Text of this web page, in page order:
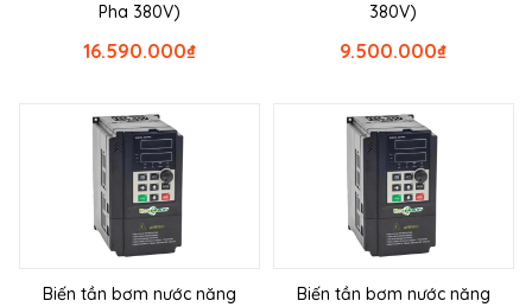
Pha 380V)
₫
16.590.000
380V)
₫
9.500.000
Biến tần bơm nước năng
Biến tần bơm nước năng